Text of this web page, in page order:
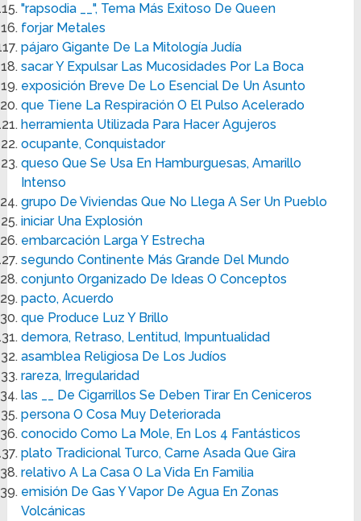
"rapsodia __", Tema Más Exitoso De Queen
forjar Metales
pájaro Gigante De La Mitología Judía
sacar Y Expulsar Las Mucosidades Por La Boca
exposición Breve De Lo Esencial De Un Asunto
que Tiene La Respiración O El Pulso Acelerado
herramienta Utilizada Para Hacer Agujeros
ocupante, Conquistador
queso Que Se Usa En Hamburguesas, Amarillo
Intenso
grupo De Viviendas Que No Llega A Ser Un Pueblo
iniciar Una Explosión
embarcación Larga Y Estrecha
segundo Continente Más Grande Del Mundo
conjunto Organizado De Ideas O Conceptos
pacto, Acuerdo
que Produce Luz Y Brillo
demora, Retraso, Lentitud, Impuntualidad
asamblea Religiosa De Los Judíos
rareza, Irregularidad
las __ De Cigarrillos Se Deben Tirar En Ceniceros
persona O Cosa Muy Deteriorada
conocido Como La Mole, En Los 4 Fantásticos
plato Tradicional Turco, Carne Asada Que Gira
relativo A La Casa O La Vida En Familia
emisión De Gas Y Vapor De Agua En Zonas
Volcánicas